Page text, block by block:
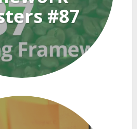
#87